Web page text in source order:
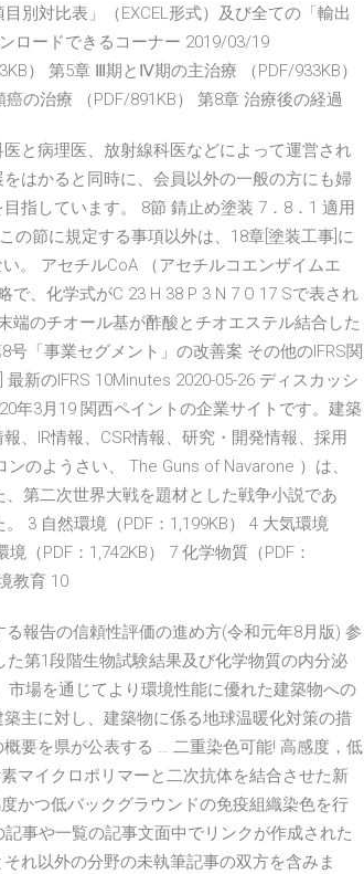
別対比表」（EXCEL形式）及び全ての「輸出
ロードできるコーナー 2019/03/19
） 第5章 Ⅲ期とⅣ期の主治療 （PDF/933KB）
の治療 （PDF/891KB） 第8章 治療後の経過
と病理医、放射線科医などによって運営され
はかると同時に、会員以外の一般の方にも婦
指しています。 8節 錆止め塗装 7．8．1 適用
の節に規定する事項以外は、18章[塗装工事]に
。 アセチルCoA （アセチルコエンザイムエ
、化学式がC 23 H 38 P 3 N 7 O 17 Sで表され
端のチオール基が酢酸とチオエステル結合した
「事業セグメント」の改善案 その他のIFRS関
新のIFRS 10Minutes 2020-05-26 ディスカッシ
年3月19 関西ペイントの企業サイトです。建築
、IR情報、CSR情報、研究・開発情報、採用
のようさい、 The Guns of Navarone ）は、
第二次世界大戦を題材とした戦争小説であ
3 自然環境（PDF：1,199KB） 4 大気環境
（PDF：1,742KB） 7 化学物質（PDF：
教育 10
報告の信頼性評価の進め方(令和元年8月版) 参
第1段階生物試験結果及び化学物質の内分泌
場を通じてより環境性能に優れた建築物への
主に対し、建築物に係る地球温暖化対策の措
要を県が公表する … 二重染色可能! 高感度，低
マイクロポリマーと二次抗体を結合させた新
かつ低バックグラウンドの免疫組織染色を行
事や一覧の記事文面中でリンクが作成された
れ以外の分野の未執筆記事の双方を含みま